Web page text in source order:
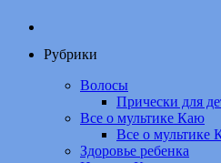
Рубрики
Волосы
Прически для
Все о мультике Каю
Все о мультике
Здоровье ребенка